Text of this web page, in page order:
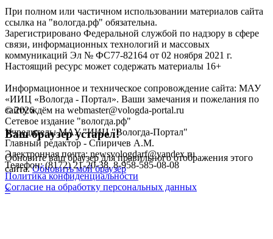
©2026
Сетевое издание "вологда.рф"
Учредитель: МАУ "ИИЦ "Вологда-Портал"
Главный редактор - Спиричев А.М.
Электронная почта: newsvologdarf@yandex.ru
Телефон: (8172) 21-20-38, 8-958-585-08-08
Политика конфиденциальности
Согласие на обработку персональных данных
При полном или частичном использовании материалов сайта
ссылка на "вологда.рф" обязательна.
Зарегистрировано Федеральной службой по надзору в сфере
связи, информационных технологий и массовых
коммуникаций Эл № ФС77-82164 от 02 ноября 2021 г.
Настоящий ресурс может содержать материалы 16+
Информационное и техническое сопровождение сайта: МАУ
«ИИЦ «Вологда - Портал». Ваши замечания и пожелания по
сайту ждём на webmaster@vologda-portal.ru
Ваш браузер устарел!
Обновите ваш браузер для правильного отображения этого
сайта.Обновить мой браузер
×